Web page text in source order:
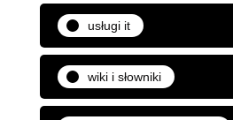
usługi it
wiki i słowniki